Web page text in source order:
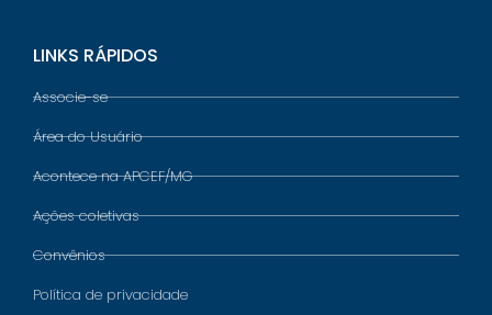
LINKS RÁPIDOS
Associe-se
Área do Usuário
Acontece na APCEF/MG
Ações coletivas
Convênios
Política de privacidade